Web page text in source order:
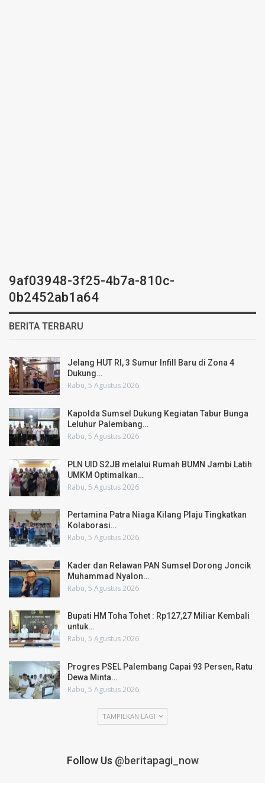
9af03948-3f25-4b7a-810c-
0b2452ab1a64
BERITA TERBARU
Jelang HUT RI, 3 Sumur Infill Baru di Zona 4
Dukung…
Rabu, 5 Agustus 2026
Kapolda Sumsel Dukung Kegiatan Tabur Bunga
Leluhur Palembang…
Rabu, 5 Agustus 2026
PLN UID S2JB melalui Rumah BUMN Jambi Latih
UMKM Optimalkan…
Rabu, 5 Agustus 2026
Pertamina Patra Niaga Kilang Plaju Tingkatkan
Kolaborasi…
Rabu, 5 Agustus 2026
Kader dan Relawan PAN Sumsel Dorong Joncik
Muhammad Nyalon…
Rabu, 5 Agustus 2026
Bupati HM Toha Tohet : Rp127,27 Miliar Kembali
untuk…
Rabu, 5 Agustus 2026
Progres PSEL Palembang Capai 93 Persen, Ratu
Dewa Minta…
Rabu, 5 Agustus 2026
TAMPILKAN LAGI
Follow Us @beritapagi_now